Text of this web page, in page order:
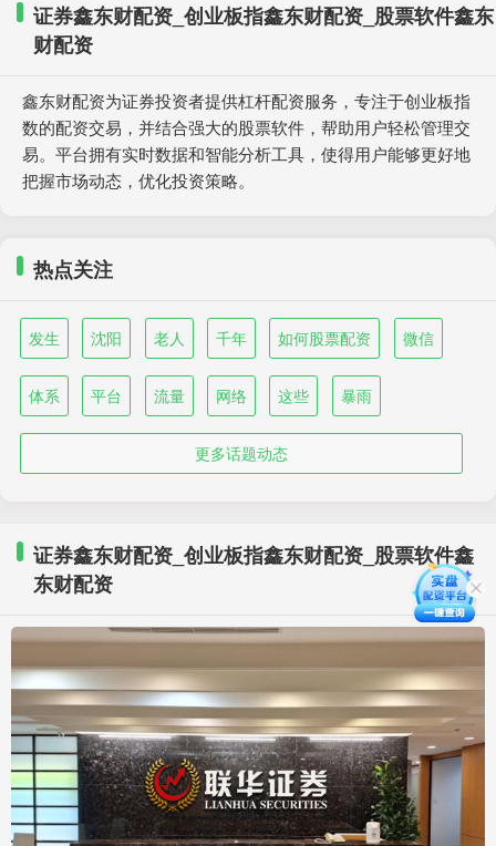
证券鑫东财配资_创业板指鑫东财配资_股票软件鑫东
财配资
鑫东财配资为证券投资者提供杠杆配资服务，专注于创业板指
数的配资交易，并结合强大的股票软件，帮助用户轻松管理交
易。平台拥有实时数据和智能分析工具，使得用户能够更好地
把握市场动态，优化投资策略。
热点关注
发生 沈阳 老人 千年 如何股票配资 微信
体系 平台 流量 网络 这些 暴雨
更多话题动态
证券鑫东财配资_创业板指鑫东财配资_股票软件鑫
东财配资